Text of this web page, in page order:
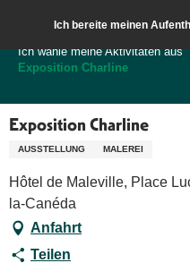
contenu
principal
Ich bereite meinen
Ich wähle meine Aktivitäten aus
Exposition Charline
Exposition Charline
AUSSTELLUNG MALEREI
Hôtel de Maleville, Place
la-Canéda
Anfahrt
Teilen